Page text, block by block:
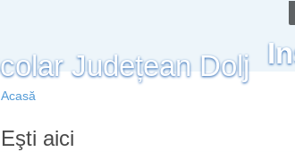
Eşti aici
Acasă